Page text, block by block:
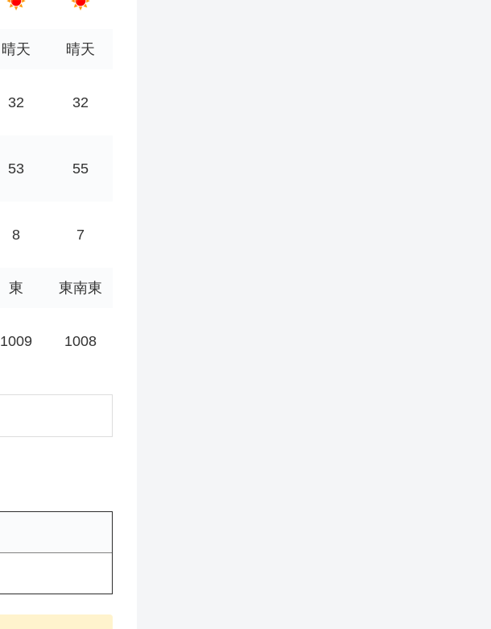
晴天 晴天
32 32
53 55
8 7
東 東南東
1009 1008